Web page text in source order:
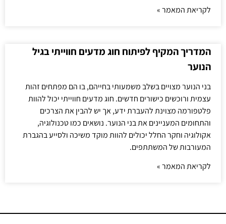
לקריאת המאמר »
המדריך המקיף לפיתוח חוג מדעים חווייתי בגיל
הנוער
בני הנוער מצויים בשלב משמעותי בחייהם, בו הם מפתחים זהות
עצמית ורוכשים כישורים חדשים. חוג מדעים חווייתי יכול להוות
פלטפורמה מצוינת להעברת ידע, אך יש להבין את הצרכים
והתחומים המעניינים את בני הנוער. נושאים כמו טכנולוגיה,
אקולוגיה וחקר החלל יכולים להוות מוקד משיכה ולסייע בהגברת
המעורבות של המשתתפים.
לקריאת המאמר »